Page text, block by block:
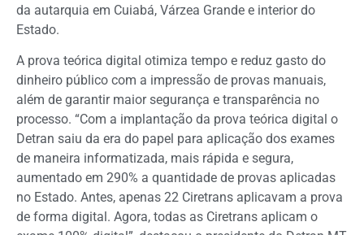
da autarquia em Cuiabá, Várzea Grande e interior do
Estado.
A prova teórica digital otimiza tempo e reduz gasto do
dinheiro público com a impressão de provas manuais,
além de garantir maior segurança e transparência no
processo. “Com a implantação da prova teórica digital o
Detran saiu da era do papel para aplicação dos exames
de maneira informatizada, mais rápida e segura,
aumentado em 290% a quantidade de provas aplicadas
no Estado. Antes, apenas 22 Ciretrans aplicavam a prova
de forma digital. Agora, todas as Ciretrans aplicam o